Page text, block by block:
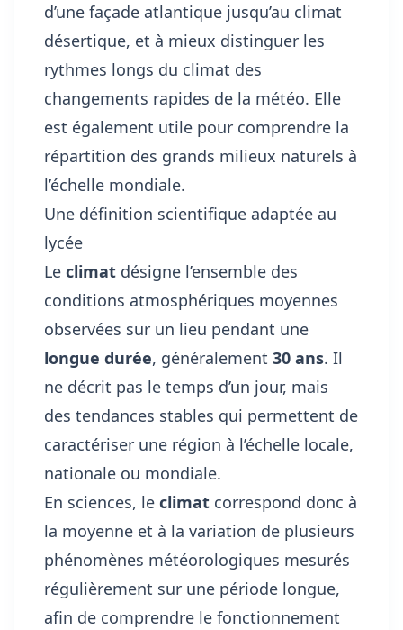
d’une façade atlantique jusqu’au climat
désertique, et à mieux distinguer les
rythmes longs du climat des
changements rapides de la météo. Elle
est également utile pour comprendre la
répartition des grands milieux naturels à
l’échelle mondiale.
Une définition scientifique adaptée au
lycée
Le climat désigne l’ensemble des
conditions atmosphériques moyennes
observées sur un lieu pendant une
longue durée, généralement 30 ans. Il
ne décrit pas le temps d’un jour, mais
des tendances stables qui permettent de
caractériser une région à l’échelle locale,
nationale ou mondiale.
En sciences, le climat correspond donc à
la moyenne et à la variation de plusieurs
phénomènes météorologiques mesurés
régulièrement sur une période longue,
afin de comprendre le fonctionnement